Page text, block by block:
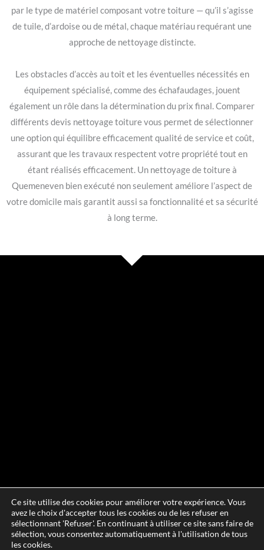
par le type de matériel composant votre toiture — qu’il s’agisse
de tuile, d’ardoise ou de métal, chaque matériau requérant une
approche de nettoyage distincte.
Les obstacles d’accès au toit et les éventuelles nécessités en
équipement spécialisé, comme des échafaudages, jouent
également un rôle dans la détermination du prix final. Comparer
différents devis nettoyage toiture vous permet de sélectionner
une option qui équilibre efficacement qualité de service et coût,
assurant que les travaux respectent votre propriété tout en
étant réalisés efficacement. Un nettoyage de toiture à
Quemeneven bien exécuté non seulement améliore l’aspect de
votre domicile mais garantit aussi sa fonctionnalité et sa sécurité
à long terme.
Ce site utilise des cookies pour améliorer votre expérience. Vous
avez le choix d'accepter tous les cookies ou de les refuser en
sélectionnant 'Refuser'. En continuant à utiliser ce site sans faire de
sélection, vous consentez automatiquement à l'utilisation de tous
les cookies.